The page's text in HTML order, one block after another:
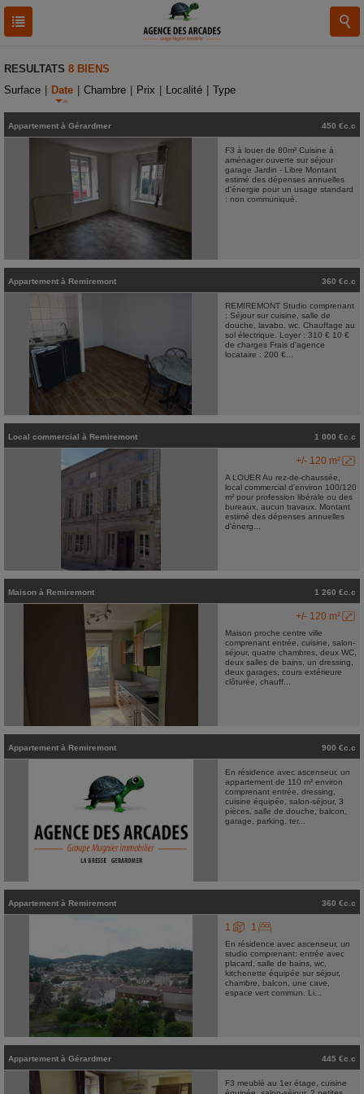
RESULTATS 8 BIENS
Surface
Date Chambre Prix Localité Type
Appartement à Gérardmer 450 €c.c
F3 à louer de 80m² Cuisine à
aménager ouverte sur séjour
garage Jardin - Libre Montant
estimé des dépenses annuelles
d'énergie pour un usage standard
: non communiqué.
Appartement à Remiremont 360 €c.c
REMIREMONT Studio comprenant
: Séjour sur cuisine, salle de
douche, lavabo, wc. Chauffage au
sol électrique. Loyer : 310 € 10 €
de charges Frais d'agence
locataire : 200 €...
Local commercial à Remiremont 1 000 €c.c
+/- 120 m²
A LOUER Au rez-de-chaussée,
local commercial d'environ 100/120
m² pour profession libérale ou des
bureaux, aucun travaux. Montant
estimé des dépenses annuelles
d'énerg...
Maison à Remiremont 1 260 €c.c
+/- 120 m²
Maison proche centre ville
comprenant entrée, cuisine, salon-
séjour, quatre chambres, deux WC,
deux salles de bains, un dressing,
deux garages, cours extérieure
clôturée, chauff...
Appartement à Remiremont 900 €c.c
En résidence avec ascenseur, un
appartement de 110 m² environ
comprenant entrée, dressing,
cuisine équipée, salon-séjour, 3
pièces, salle de douche, balcon,
garage, parking, ter...
Appartement à Remiremont 360 €c.c
1 1
En résidence avec ascenseur, un
studio comprenant: entrée avec
placard, salle de bains, wc,
kitchenette équipée sur séjour,
chambre, balcon, une cave,
espace vert commun. Li...
Appartement à Gérardmer 445 €c.c
F3 meublé au 1er étage, cuisine